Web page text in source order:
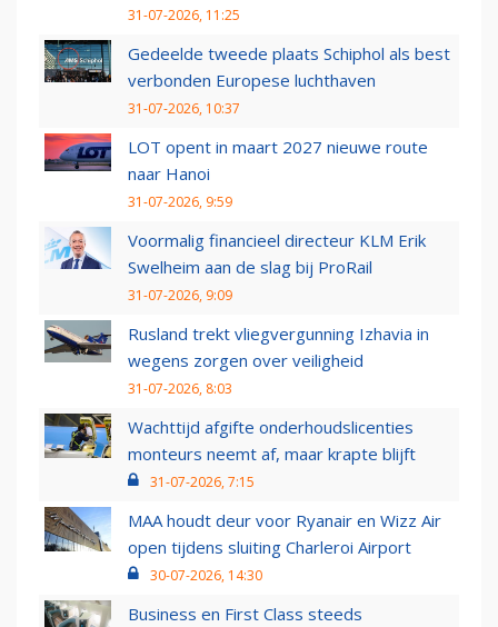
31-07-2026, 11:25
Gedeelde tweede plaats Schiphol als best
verbonden Europese luchthaven
31-07-2026, 10:37
LOT opent in maart 2027 nieuwe route
naar Hanoi
31-07-2026, 9:59
Voormalig financieel directeur KLM Erik
Swelheim aan de slag bij ProRail
31-07-2026, 9:09
Rusland trekt vliegvergunning Izhavia in
wegens zorgen over veiligheid
31-07-2026, 8:03
Wachttijd afgifte onderhoudslicenties
monteurs neemt af, maar krapte blijft
31-07-2026, 7:15
MAA houdt deur voor Ryanair en Wizz Air
open tijdens sluiting Charleroi Airport
30-07-2026, 14:30
Business en First Class steeds